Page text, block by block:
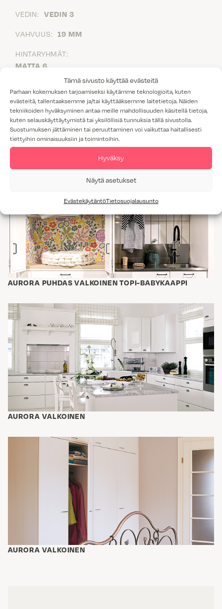
Tämä sivusto käyttää evästeitä
Parhaan kokemuksen tarjoamiseksi käytämme teknologioita, kuten
evästeitä, tallentaaksemme ja/tai käyttääksemme laitetietoja. Näiden
tekniikoiden hyväksyminen antaa meille mahdollisuuden käsitellä tietoja,
kuten selauskäyttäytymistä tai yksilöllisiä tunnuksia tällä sivustolla.
Suostumuksen jättäminen tai peruuttaminen voi vaikuttaa haitallisesti
tiettyihin ominaisuuksiin ja toimintoihin.
Hyväksy
Näytä asetukset
EvästekäytäntöTietosuojalausunto
VEDIN: VEDIN 3
VAHVUUS: 19 MM
HINTARYHMÄT:
MATTA 6
VAALEANPUNAINEN 6
TAIVAANSININEN 6
VIHERTÄVÄN HARMAA 6
HAVUN VIHREÄ 6
Aurora nähtävillä
AURORA PUHDAS VALKOINEN TOPI-BABYKAAPPI
AURORA VALKOINEN
AURORA VALKOINEN